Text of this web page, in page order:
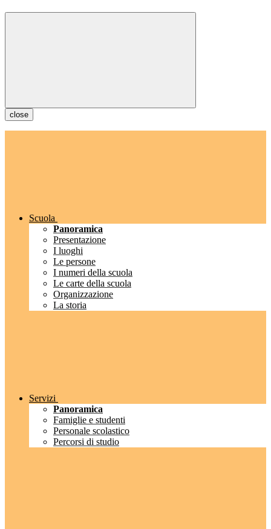
close
Scuola
Panoramica
Presentazione
I luoghi
Le persone
I numeri della scuola
Le carte della scuola
Organizzazione
La storia
Servizi
Panoramica
Famiglie e studenti
Personale scolastico
Percorsi di studio